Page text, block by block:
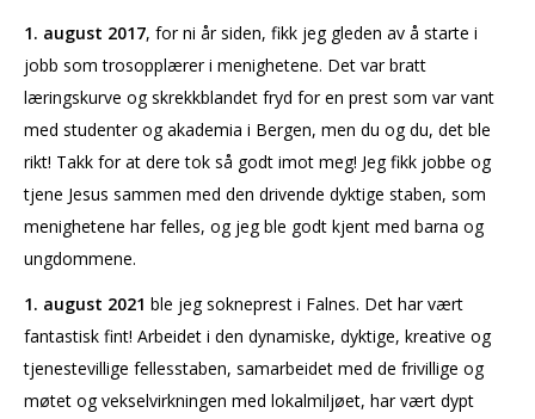
1. august 2017, for ni år siden, fikk jeg gleden av å starte i
jobb som trosopplærer i menighetene. Det var bratt
læringskurve og skrekkblandet fryd for en prest som var vant
med studenter og akademia i Bergen, men du og du, det ble
rikt! Takk for at dere tok så godt imot meg! Jeg fikk jobbe og
tjene Jesus sammen med den drivende dyktige staben, som
menighetene har felles, og jeg ble godt kjent med barna og
ungdommene.
1. august 2021 ble jeg sokneprest i Falnes. Det har vært
fantastisk fint! Arbeidet i den dynamiske, dyktige, kreative og
tjenestevillige fellesstaben, samarbeidet med de frivillige og
møtet og vekselvirkningen med lokalmiljøet, har vært dypt